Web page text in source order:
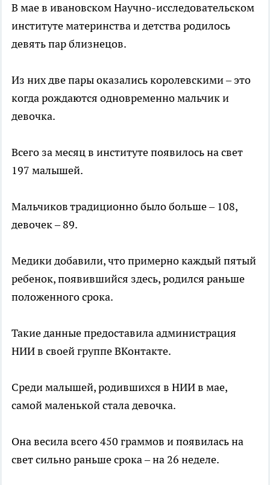
В мае в ивановском Научно-исследовательском
институте материнства и детства родилось
девять пар близнецов.
Из них две пары оказались королевскими – это
когда рождаются одновременно мальчик и
девочка.
Всего за месяц в институте появилось на свет
197 малышей.
Мальчиков традиционно было больше – 108,
девочек – 89.
Медики добавили, что примерно каждый пятый
ребенок, появившийся здесь, родился раньше
положенного срока.
Такие данные предоставила администрация
НИИ в своей группе ВКонтакте.
Среди малышей, родившихся в НИИ в мае,
самой маленькой стала девочка.
Она весила всего 450 граммов и появилась на
свет сильно раньше срока – на 26 неделе.